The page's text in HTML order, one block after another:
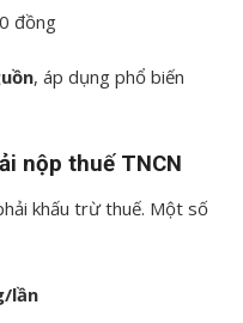
đồng
, áp dụng phổ biến
nộp thuế TNCN
khấu trừ thuế. Một số
lần